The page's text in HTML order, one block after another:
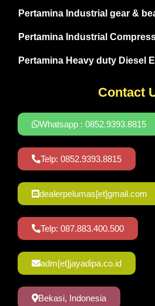
Pertamina Industrial gear &
Pertamina Industrial
Pertamina Heavy duty Diesel
Contact
Whatsapp : 0852.9393.8815
Telp: 0852.9393.8815
dealerpelumas[et]gmail.com
Telp: 087.883.400.500
adm[et]jayadipa.co.id
Bekasi, Indonesia